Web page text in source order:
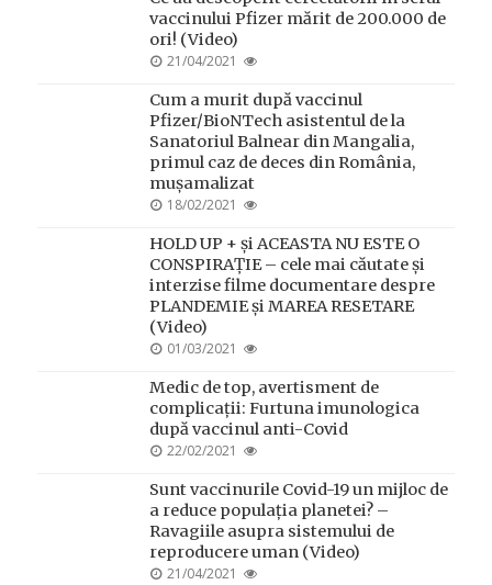
vaccinului Pfizer mărit de 200.000 de
ori! (Video)
POSTED
21/04/2021
Cum a murit după vaccinul
Pfizer/BioNTech asistentul de la
Sanatoriul Balnear din Mangalia,
primul caz de deces din România,
mușamalizat
POSTED
18/02/2021
HOLD UP + și ACEASTA NU ESTE O
CONSPIRAȚIE – cele mai căutate și
interzise filme documentare despre
PLANDEMIE și MAREA RESETARE
(Video)
POSTED
01/03/2021
Medic de top, avertisment de
complicații: Furtuna imunologica
după vaccinul anti-Covid
POSTED
22/02/2021
Sunt vaccinurile Covid-19 un mijloc de
a reduce populația planetei? –
Ravagiile asupra sistemului de
reproducere uman (Video)
POSTED
21/04/2021